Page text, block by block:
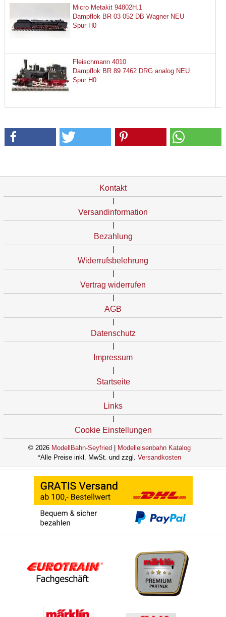
Micro Metakit 94802H.1
Dampflok BR 03 052 DB Wagner NEU
Spur H0
Fleischmann 4010
Dampflok BR 89 7462 DRG analog NEU
Spur H0
Kontakt
Versandinformation
Bezahlung
Widerrufsbelehrung
Vertrag widerrufen
AGB
Datenschutz
Impressum
Startseite
Links
Cookie Einstellungen
© 2026 ModellBahn-Seyfried
Modelleisenbahn Katalog
*Alle Preise inkl. MwSt. und zzgl. Versandkosten